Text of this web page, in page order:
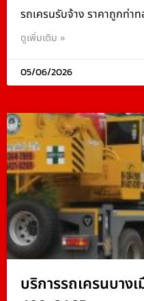
รถเครนรับจ้าง ราคาถูกท่า
ดูเพิ่มเติม »
05/06/2026
บริการรถเครนบาง